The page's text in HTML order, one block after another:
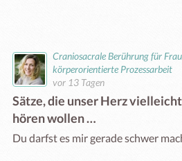
Craniosacrale Berührung für
körperorientierte Prozessarbeit
vor 13 Tagen
Sätze, die unser Herz
hören wollen …
Du darfst es mir gerade schwer